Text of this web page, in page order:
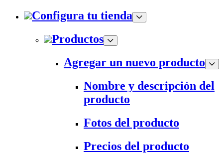
Configura tu tienda
Productos
Agregar un nuevo producto
Nombre y descripción del
producto
Fotos del producto
Precios del producto